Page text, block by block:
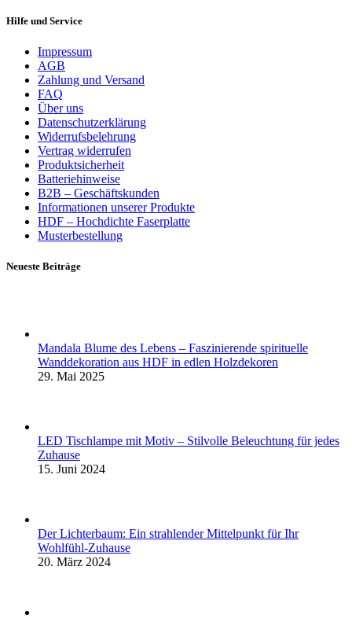
Hilfe und Service
Impressum
AGB
Zahlung und Versand
FAQ
Über uns
Datenschutzerklärung
Widerrufsbelehrung
Vertrag widerrufen
Produktsicherheit
Batteriehinweise
B2B – Geschäftskunden
Informationen unserer Produkte
HDF – Hochdichte Faserplatte
Musterbestellung
Neueste Beiträge
Mandala Blume des Lebens – Faszinierende spirituelle
Wanddekoration aus HDF in edlen Holzdekoren
29. Mai 2025
LED Tischlampe mit Motiv – Stilvolle Beleuchtung für jedes
Zuhause
15. Juni 2024
Der Lichterbaum: Ein strahlender Mittelpunkt für Ihr
Wohlfühl-Zuhause
20. März 2024